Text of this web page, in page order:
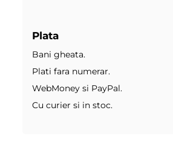
Plata
Bani gheata.
Plati fara numerar.
WebMoney si PayPal.
Cu curier si in stoc.